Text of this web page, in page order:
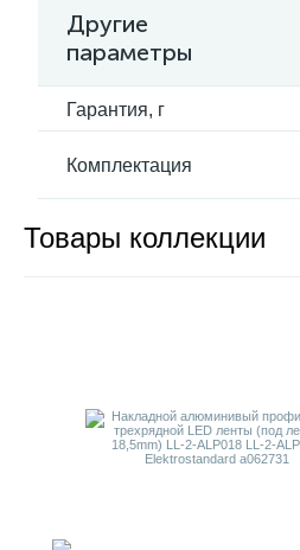
Другие
параметры
Гарантия, г
Комплектация
Товары коллекции